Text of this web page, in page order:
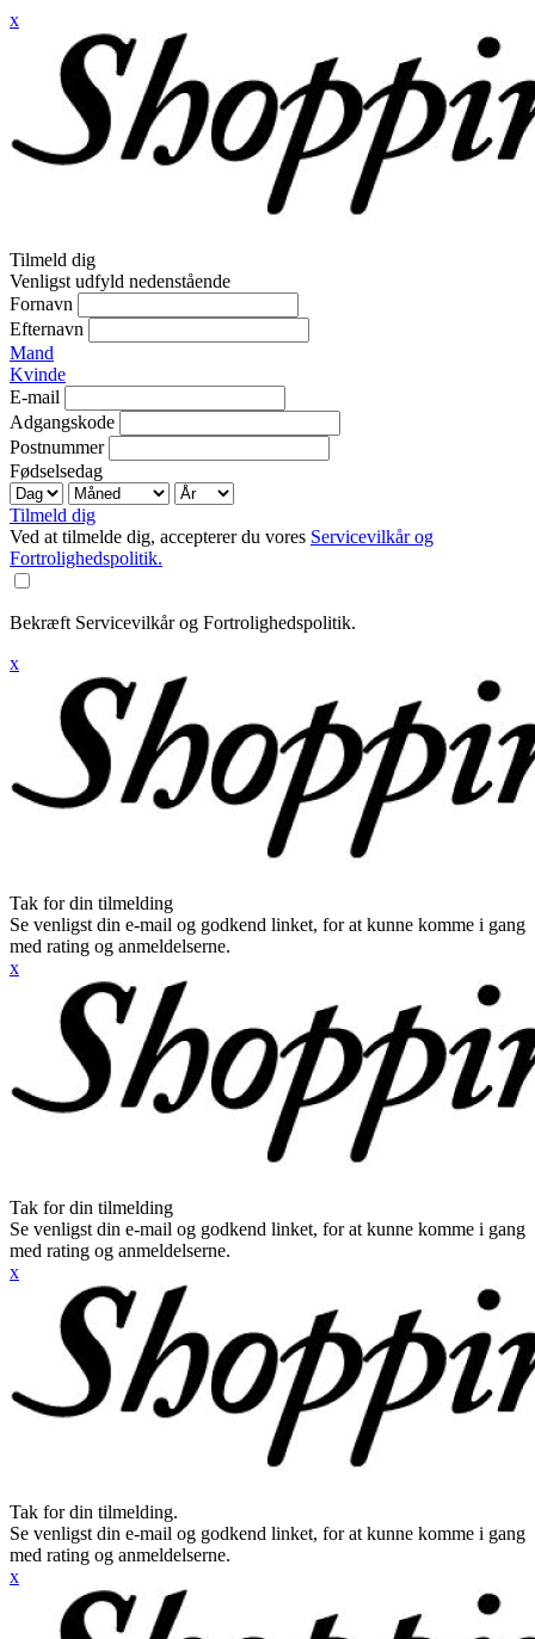
x
Tilmeld dig
Venligst udfyld nedenstående
Fornavn
Efternavn
Mand
Kvinde
E-mail
Adgangskode
Postnummer
Fødselsedag
Tilmeld dig
Ved at tilmelde dig, accepterer du vores Servicevilkår og
Fortrolighedspolitik.
Bekræft Servicevilkår og Fortrolighedspolitik.
x
Tak for din tilmelding
Se venligst din e-mail og godkend linket, for at kunne komme i gang
med rating og anmeldelserne.
x
Tak for din tilmelding
Se venligst din e-mail og godkend linket, for at kunne komme i gang
med rating og anmeldelserne.
x
Tak for din tilmelding.
Se venligst din e-mail og godkend linket, for at kunne komme i gang
med rating og anmeldelserne.
x